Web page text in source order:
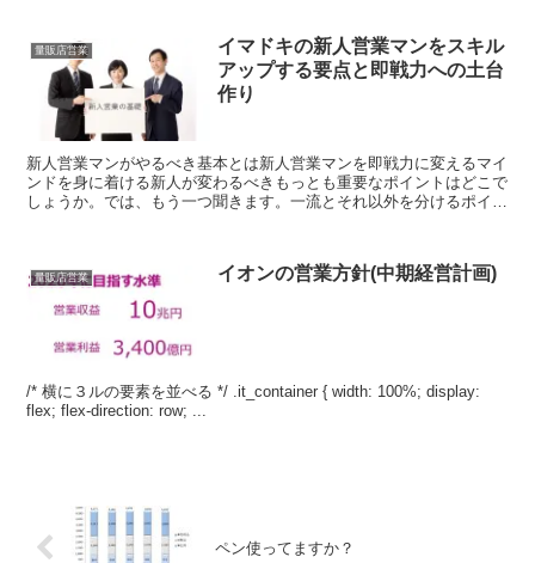
量販店営業
イマドキの新人営業マンをスキル
アップする要点と即戦力への土台
作り
新人営業マンがやるべき基本とは新人営業マンを即戦力に変えるマイ
ンドを身に着ける新人が変わるべきもっとも重要なポイントはどこで
しょうか。では、もう一つ聞きます。一流とそれ以外を分けるポイン
量販店営業 イオンの営業方針(中期経営計画)
/* 横に３ルの要素を並べる */ .it_container { width: 100%; display:
ペン使ってますか？